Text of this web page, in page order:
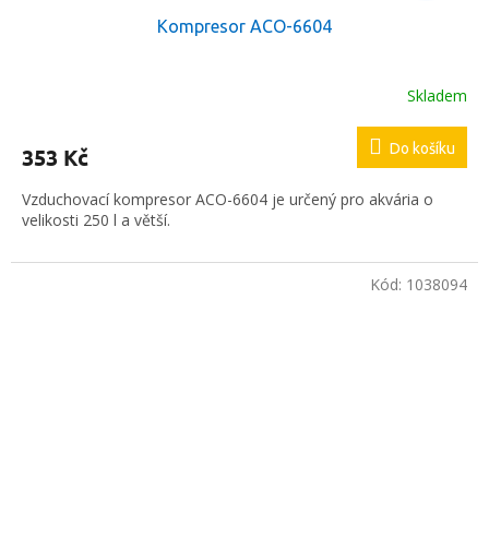
Kompresor ACO-6604
Skladem
353 Kč Do košíku
Vzduchovací kompresor ACO-6604 je určený pro akvária o
velikosti 250 l a větší.
Kód: 1038094